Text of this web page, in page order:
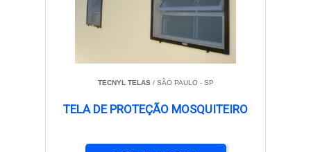
TECNYL TELAS/ SÃO PAULO - SP
TELA DE PROTEÇÃO MOSQUITEIRO